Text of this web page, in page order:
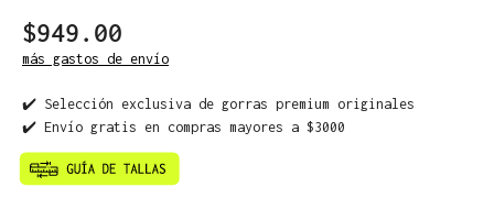
$949.00
más gastos de envío
✔️ Selección exclusiva de gorras premium originales
✔️ Envío gratis en compras mayores a $3000